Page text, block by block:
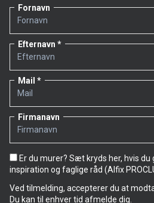
Fornavn
Efternavn
Mail
Firmanavn
Er du murer? Sæt kryds her, hvis du
inspiration og faglige råd (Alfix
Ved tilmelding, accepterer du at
Du kan til enhver tid afmelde dig.